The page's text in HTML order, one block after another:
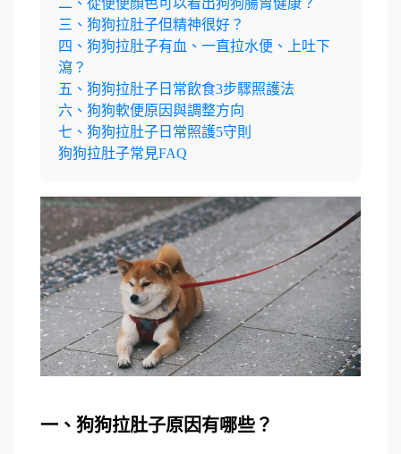
三、狗狗拉肚子但精神很好？
四、狗狗拉肚子有血、一直拉水便、上吐下
瀉？
五、狗狗拉肚子日常飲食3步驟照護法
六、狗狗軟便原因與調整方向
七、狗狗拉肚子日常照護5守則
狗狗拉肚子常見FAQ
一、狗狗拉肚子原因有哪些？